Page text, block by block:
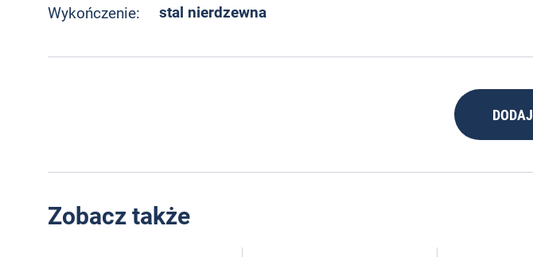
Wykończenie: stal nierdzewna
Zobacz także